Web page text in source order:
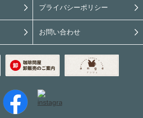
プライバシーポリシー
お問い合わせ